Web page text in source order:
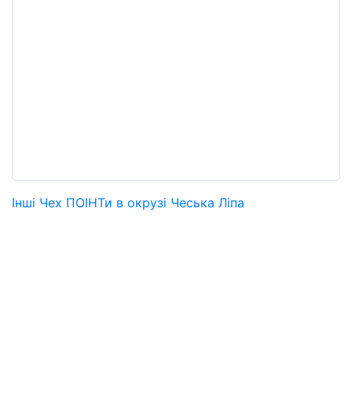
Інші Чех ПОІНТи в окрузі Чеська Ліпа